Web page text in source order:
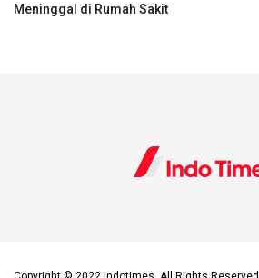
Meninggal di Rumah Sakit